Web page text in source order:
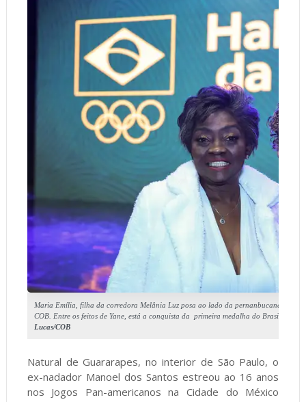
Maria Emília, filha da corredora Melânia Luz posa ao lado da pernanbucana Yane
COB. Entre os feitos de Yane, está a conquista da primeira medalha do Brasil no
Lucas/COB
Natural de Guararapes, no interior de São Paulo, o
ex-nadador Manoel dos Santos estreou ao 16 anos
nos Jogos Pan-americanos na Cidade do México